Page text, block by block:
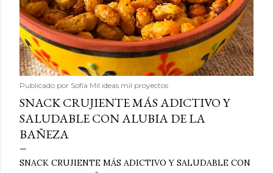
Publicado por Sofía Mil ideas mil proyectos
SNACK CRUJIENTE MÁS ADICTIVO Y
SALUDABLE CON ALUBIA DE LA
BAÑEZA
SNACK CRUJIENTE MÁS ADICTIVO Y SALUDABLE CON